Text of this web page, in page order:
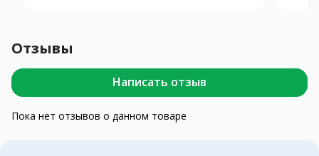
Отзывы
Написать отзыв
Пока нет отзывов о данном товаре